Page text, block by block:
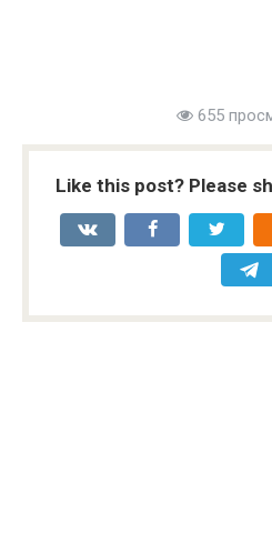
655
Like this post? Please